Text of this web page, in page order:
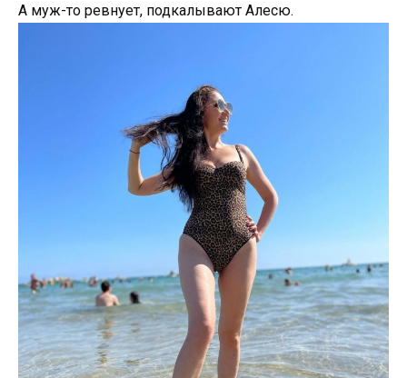
А муж-то ревнует, подкалывают Алесю.